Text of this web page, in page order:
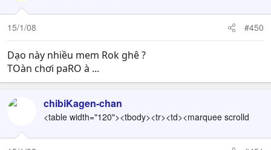
15/1/08 #450
Dạo này nhiều mem Rok ghê ?
TOàn chơi paRO à ...
chibiKagen-chan
<table width="120"><tbody><tr><td><marquee scrolld